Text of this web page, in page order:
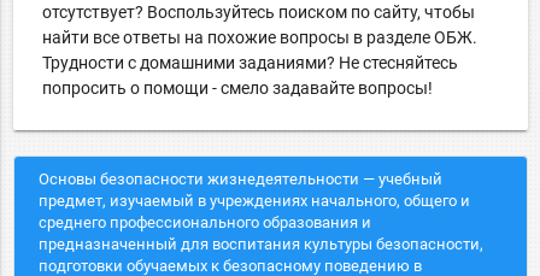
отсутствует? Воспользуйтесь поиском по сайту, чтобы
найти все ответы на похожие вопросы в разделе ОБЖ.
Трудности с домашними заданиями? Не стесняйтесь
попросить о помощи - смело задавайте вопросы!
Основы безопасности жизнедеятельности — учебный
предмет, изучаемый в учреждениях начального, общего и
среднего профессионального образования и
предназначенный для воспитания культуры безопасности,
подготовки обучаемых к безопасному поведению в